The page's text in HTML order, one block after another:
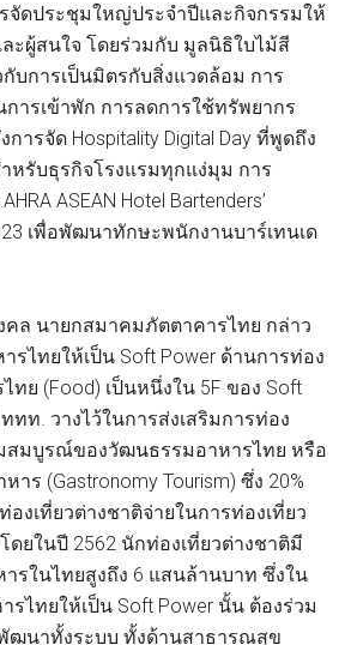
ดประชุมใหญ่ประจำปีและกิจกรรมให้
ะผู้สนใจ โดยร่วมกับ มูลนิธิใบไม้สี
กับการเป็นมิตรกับสิ่งแวดล้อม การ
ารเข้าพัก การลดการใช้ทรัพยากร
ารจัด Hospitality Digital Day ที่พูดถึง
ำหรับธุรกิจโรงแรมทุกแง่มุม การ
ASEAN Hotel Bartenders’
เพื่อพัฒนาทักษะพนักงานบาร์เทนเด
ล นายกสมาคมภัตตาคารไทย กล่าว
รไทยให้เป็น Soft Power ด้านการท่อง
ทย (Food) เป็นหนึ่งใน 5F ของ Soft
ทท. วางไว้ในการส่งเสริมการท่อง
สมบูรณ์ของวัฒนธรรมอาหารไทย หรือ
าร (Gastronomy Tourism) ซึ่ง 20%
งเที่ยวต่างชาติจ่ายในการท่องเที่ยว
ดยในปี 2562 นักท่องเที่ยวต่างชาติมี
รในไทยสูงถึง 6 แสนล้านบาท ซึ่งใน
ไทยให้เป็น Soft Power นั้น ต้องร่วม
ฒนาทั้งระบบ ทั้งด้านสาธารณสุข